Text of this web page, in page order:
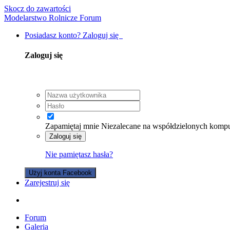
Skocz do zawartości
Modelarstwo Rolnicze Forum
Posiadasz konto? Zaloguj się
Zaloguj się
Zapamiętaj mnie Niezalecane na współdzielonych
Zaloguj się
Nie pamiętasz hasła?
Użyj konta Facebook
Zarejestruj się
Forum
Galeria